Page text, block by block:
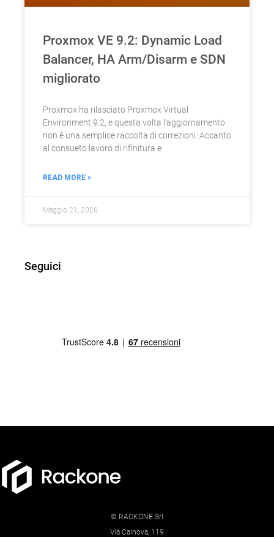
Proxmox VE 9.2: Dynamic Load
Balancer, HA Arm/Disarm e SDN
migliorato
Proxmox ha rilasciato Proxmox Virtual
Environment 9.2, e questa volta l’aggiornamento
non è una semplice raccolta di correzioni. Accanto
al consueto lavoro di rifinitura e
READ MORE »
Maggio 21, 2026
Seguici
© RACKONE Srl
Via Calnova, 119